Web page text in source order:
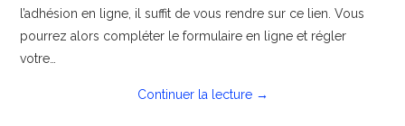
l’adhésion en ligne, il suffit de vous rendre sur ce lien. Vous
pourrez alors compléter le formulaire en ligne et régler
votre…
Continuer la lecture →